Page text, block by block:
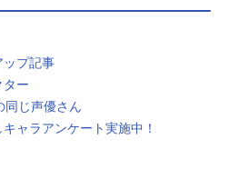
US
ップ記事
ター
同じ声優さん
ャラアンケート実施中！